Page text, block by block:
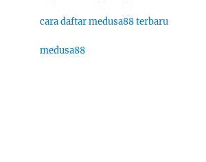
cara daftar medusa88 terbaru
medusa88